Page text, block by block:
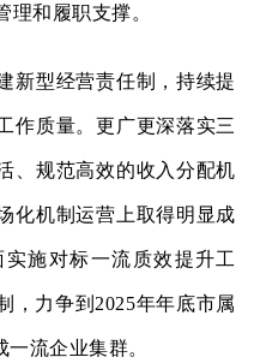
和履职支撑。
新型经营责任制，持续提
作质量。更广更深落实三
、规范高效的收入分配机
化机制运营上取得明显成
施对标一流质效提升工
，力争到2025年年底市属
流企业集群。